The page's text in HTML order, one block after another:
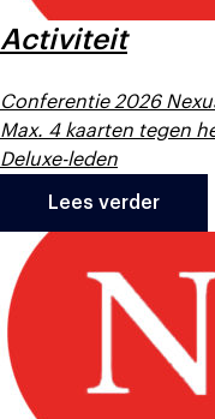
Activiteit
Conferentie 2026
Max. 4 kaarten tegen
Deluxe-leden
Lees verder